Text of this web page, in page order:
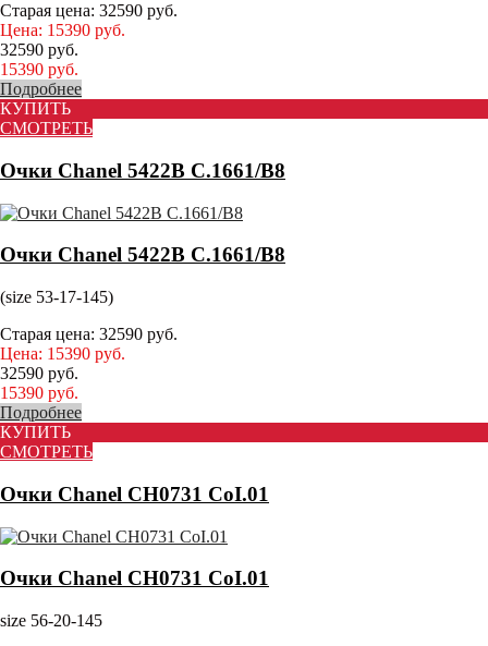
Старая цена: 32590 руб.
Цена: 15390 руб.
32590 руб.
15390 руб.
Подробнее
КУПИТЬ
СМОТРЕТЬ
Очки Chanel 5422B C.1661/B8
Очки Chanel 5422B C.1661/B8
(size 53-17-145)
Старая цена: 32590 руб.
Цена: 15390 руб.
32590 руб.
15390 руб.
Подробнее
КУПИТЬ
СМОТРЕТЬ
Очки Chanel CH0731 CoI.01
Очки Chanel CH0731 CoI.01
size 56-20-145